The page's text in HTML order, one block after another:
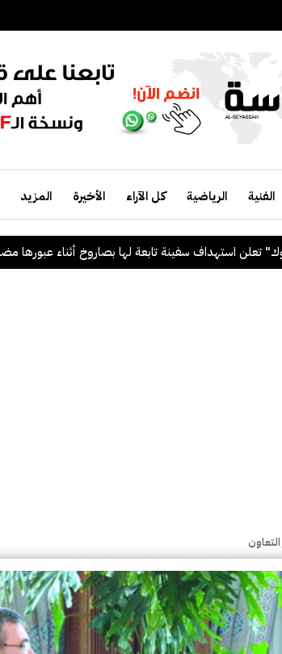
الفنية الرياضية كل الآراء الأخيرة المزيد
سفينة تابعة لها بصاروخ أثناء عبورها مضيق هرمز